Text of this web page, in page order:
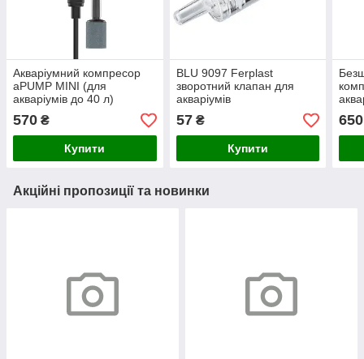
Акваріумний компресор
aPUMP MINI (для
акваріумів до 40 л)
570 ₴
Купити
BLU 9097 Ferplast
зворотний клапан для
акваріумів
57₴
Купити
650
Акційні пропозиції та новинки